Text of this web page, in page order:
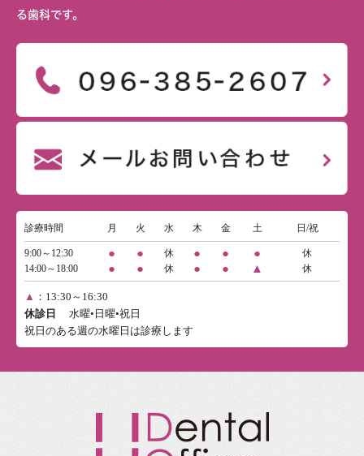
る歯科です。
診療時間 月 火 水 木 金 土 日/祝
9:00～12:30 ● ● 休 ● ● ●
休
14:00～18:00
● ● 休 ● ● ▲ 休
▲ ：13:30～16:30
休診日
水曜•日曜•祝日
祝日のある週の水曜日は診療します